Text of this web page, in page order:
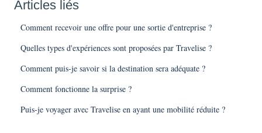
Articles liés
Comment recevoir une offre pour une sortie d'entreprise ?
Quelles types d'expériences sont proposées par Travelise ?
Comment puis-je savoir si la destination sera adéquate ?
Comment fonctionne la surprise ?
Puis-je voyager avec Travelise en ayant une mobilité réduite ?